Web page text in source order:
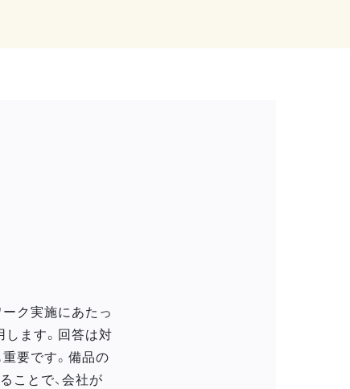
ク実施にあたっ
ます。回答は対
要です。備品の
ことで、会社が